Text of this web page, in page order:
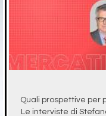
Quali prospettive per
Le interviste di